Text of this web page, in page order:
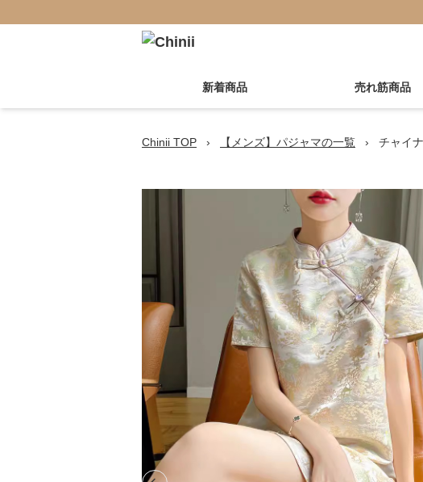
新着商品 売れ筋商品
Chinii TOP › 【メンズ】パジャマの一覧 › チャイ